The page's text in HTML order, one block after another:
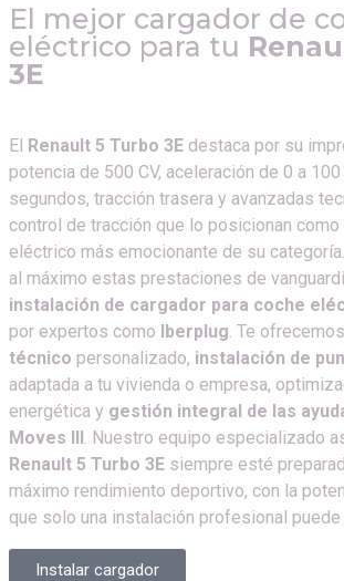
El mejor cargador de
eléctrico para tu
3E
El Renault 5 Turbo 3E destaca por su
potencia de 500 CV, aceleración de 0 a
segundos, tracción trasera y avanzadas
control de tracción que lo posicionan
eléctrico más emocionante de su
al máximo estas prestaciones de
instalación de cargador para coche
por expertos como Iberplug . Te ofrecemos
técnico personalizado, instalación de
adaptada a tu vivienda o empresa,
energética y gestión integral de las
Moves III . Nuestro equipo especializado
Renault 5 Turbo 3E siempre esté
máximo rendimiento deportivo, con la
que solo una instalación profesional puede
Instalar cargador